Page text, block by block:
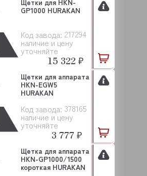
Код завода: 217294
наличие и цену
уточняйте
Щетки для HKN-
GP1000 HURAKAN
15 322 ₽
Код завода: 378165
наличие и цену
уточняйте
Щетки для аппарата
HKN-EGW5
HURAKAN
3 777 ₽
Щетка для аппарата
HKN-GP1000/1500
короткая HURAKAN